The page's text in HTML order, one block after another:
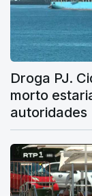
Droga PJ.
morto
autoridades